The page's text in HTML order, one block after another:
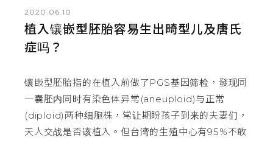
2020.06.10
植入镶嵌型胚胎容易生出畸型儿及唐氏
症吗？
镶嵌型胚胎指的在植入前做了PGS基因筛检，發现同
一囊胚内同时有染色体异常(aneuploid)与正常
(diploid)两种细胞株，常让期盼孩子到来的夫妻们，
天人交战是否该植入。但台湾的生殖中心有95%不敢